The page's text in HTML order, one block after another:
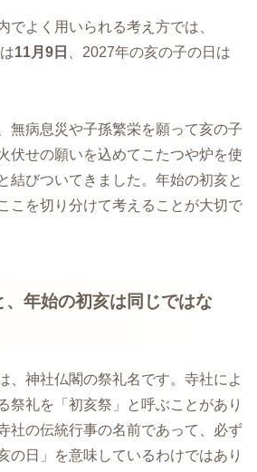
でよく用いられる考え方では、
11月9日
、2027年の亥の子の日は
無病息災や子孫繁栄を願って亥の子
伏せの願いを込めてこたつや炉を使
結びついてきました。年始の初亥と
こを切り分けて考えることが大切で
、年始の初亥は同じではな
、神社仏閣の祭礼名です。寺社によ
祭礼を「初亥祭」と呼ぶことがあり
社の伝統行事の名前であって、必ず
の日」を意味しているわけではあり